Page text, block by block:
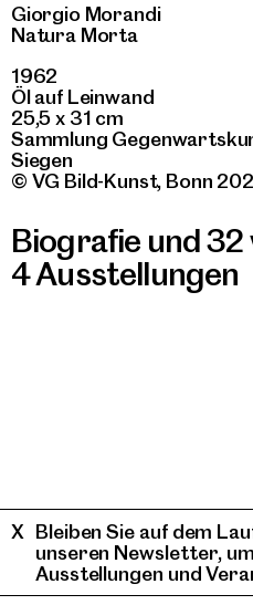
Giorgio Morandi
Natura Morta
1962
Öl auf Leinwand
25,5 x 31 cm
Sammlung
Siegen
© VG Bild-Kunst, Bonn
Biografie und
4 Ausstellungen
Bleiben Sie auf dem
unseren Newsletter,
Ausstellungen und